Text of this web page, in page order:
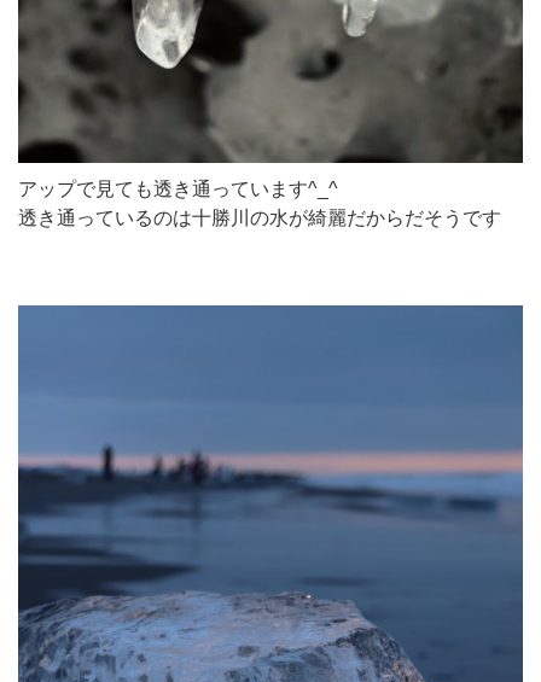
アップで見ても透き通っています^_^
透き通っているのは十勝川の水が綺麗だからだそうです